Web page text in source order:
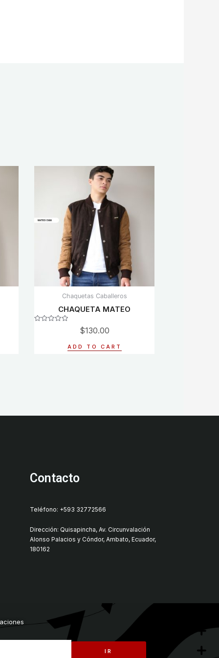
Chaquetas Caballeros
CHAQUETA MATEO
$130.00
ADD TO CART
Contacto
Teléfono: +593 32772566
Dirección: Quisapincha, Av. Circunvalación
Alonso Palacios y Cóndor, Ambato, Ecuador,
180162
IR